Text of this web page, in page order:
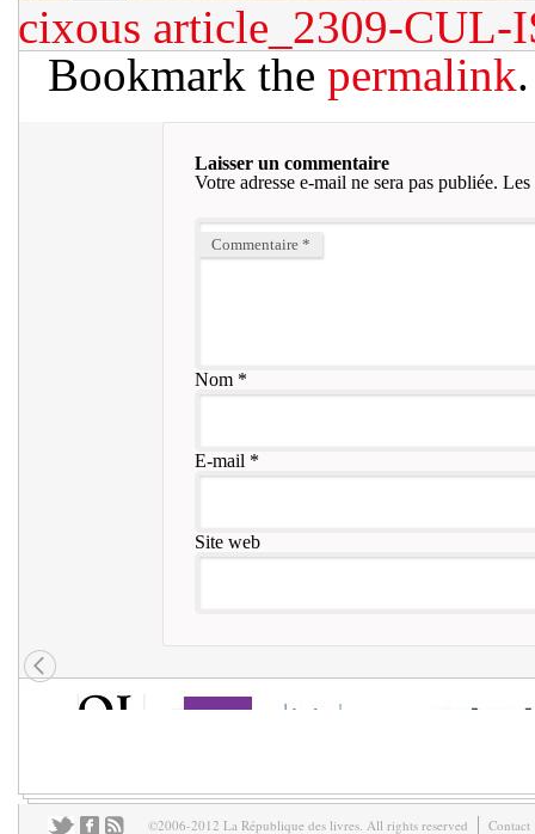
cixous article_2309-CUL-
Bookmark the permalink.
Laisser un commentaire
Votre adresse e-mail ne sera pas publiée. Les
Commentaire *
Nom*
E-mail *
Site web
©2006-2012 La République des livres. All rights reserved Contact